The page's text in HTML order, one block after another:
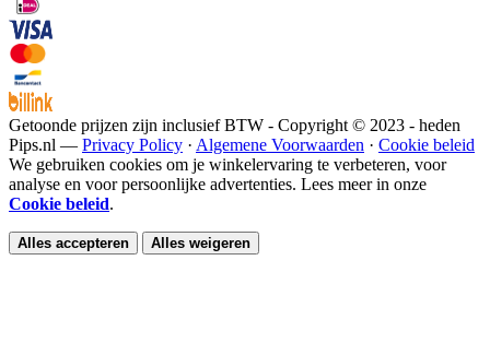
Getoonde prijzen zijn inclusief BTW - Copyright © 2023 - heden
Pips.nl — Privacy Policy · Algemene Voorwaarden · Cookie beleid
We gebruiken cookies om je winkelervaring te verbeteren, voor
analyse en voor persoonlijke advertenties. Lees meer in onze
Cookie beleid.
Alles accepteren Alles weigeren